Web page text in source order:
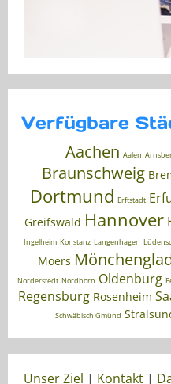
Verfügbare
Aachen Aalen
Braunschweig
Dortmund Erftstadt
Greifswald Hannover
Ingelheim Konstanz Langenhagen
Moers
Norderstedt Nordhorn Oldenburg
Regensburg Rosenheim
Schwäbisch Gmünd
Unser Ziel | Kontakt |